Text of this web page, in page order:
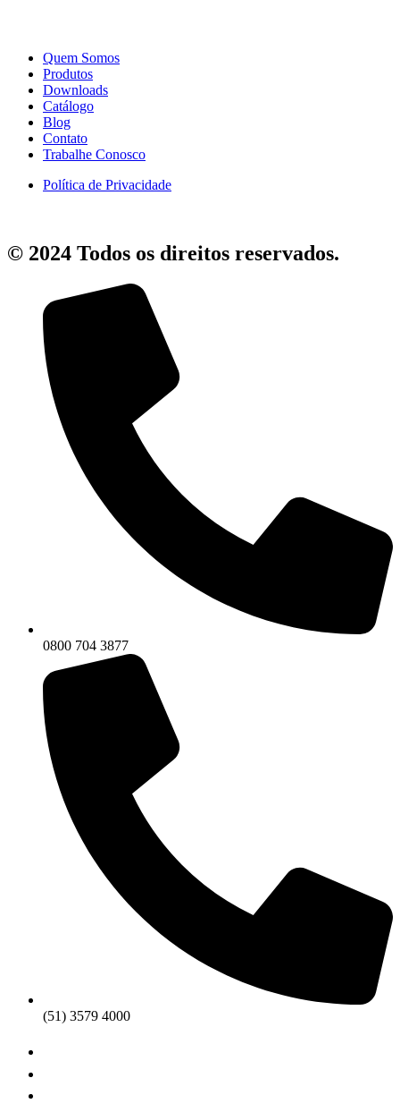
Quem Somos
Produtos
Downloads
Catálogo
Blog
Contato
Trabalhe Conosco
Política de Privacidade
© 2024 Todos os direitos reservados.
0800 704 3877
(51) 3579 4000